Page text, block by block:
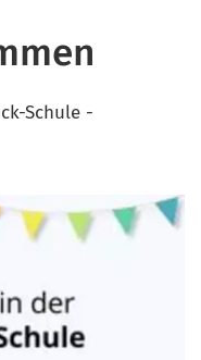
Schule -